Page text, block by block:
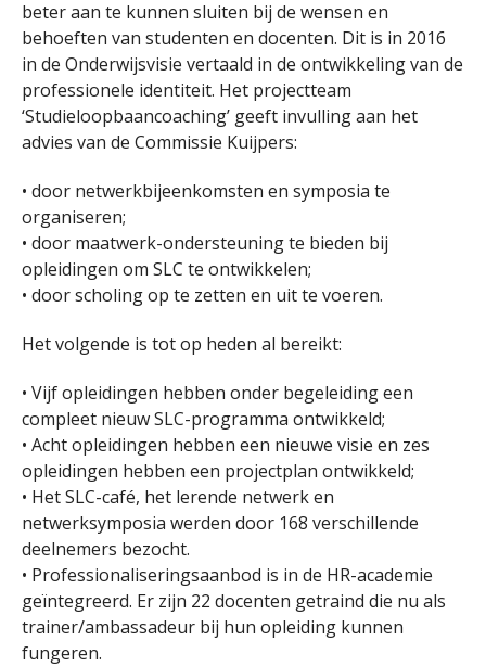
beter aan te kunnen sluiten bij de wensen en
behoeften van studenten en docenten. Dit is in 2016
in de Onderwijsvisie vertaald in de ontwikkeling van de
professionele identiteit. Het projectteam
‘Studieloopbaancoaching’ geeft invulling aan het
advies van de Commissie Kuijpers:
• door netwerkbijeenkomsten en symposia te
organiseren;
• door maatwerk-ondersteuning te bieden bij
opleidingen om SLC te ontwikkelen;
• door scholing op te zetten en uit te voeren.
Het volgende is tot op heden al bereikt:
• Vijf opleidingen hebben onder begeleiding een
compleet nieuw SLC-programma ontwikkeld;
• Acht opleidingen hebben een nieuwe visie en zes
opleidingen hebben een projectplan ontwikkeld;
• Het SLC-café, het lerende netwerk en
netwerksymposia werden door 168 verschillende
deelnemers bezocht.
• Professionaliseringsaanbod is in de HR-academie
geïntegreerd. Er zijn 22 docenten getraind die nu als
trainer/ambassadeur bij hun opleiding kunnen
fungeren.